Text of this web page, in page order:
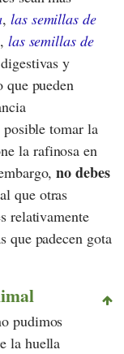
, las semillas de
, las semillas de
y
pueden
tomar la
la rafinosa en
no debes
que otras
relativamente
que padecen gota
pudimos
la huella